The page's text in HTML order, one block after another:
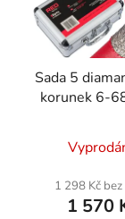
Sada 5
korunek 6-
1 298 Kč bez
1 570